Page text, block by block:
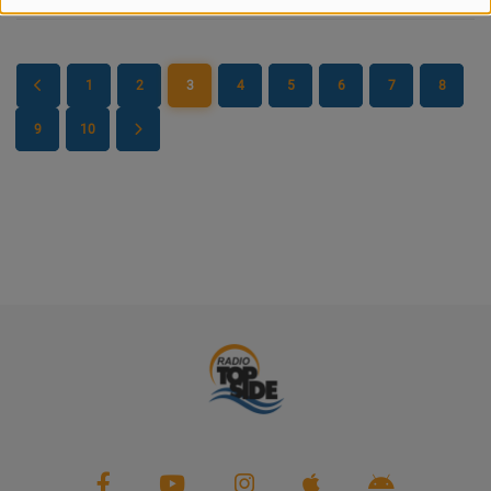
PARTENAIRES
LEURS ACTUS
1 2 3 4 5 6 7 8
9 10